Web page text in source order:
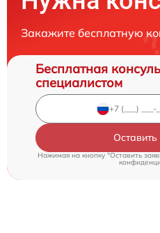
Закажите бесплатную
Бесплатная
специалистом
Нажимая на кнопку "Оставить